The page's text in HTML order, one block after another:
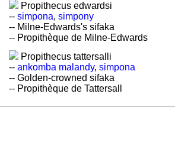
Propithecus edwardsi
-- simpona, simpony
-- Milne-Edwards's sifaka
-- Propithèque de Milne-Edwards
Propithecus tattersalli
-- ankomba malandy, simpona
-- Golden-crowned sifaka
-- Propithèque de Tattersall